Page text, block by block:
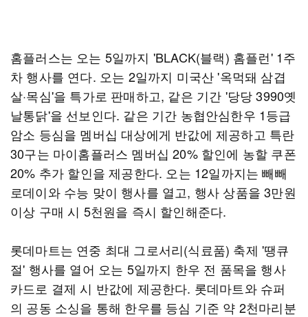
홈플러스는 오는 5일까지 'BLACK(블랙) 홈플런' 1주
차 행사를 연다. 오는 2일까지 미국산 '옥먹돼 삼겹
살·목심'을 특가로 판매하고, 같은 기간 '당당 3990옛
날통닭'을 선보인다. 같은 기간 농협안심한우 1등급
암소 등심을 멤버십 대상에게 반값에 제공하고 특란
30구는 마이홈플러스 멤버십 20% 할인에 농할 쿠폰
20% 추가 할인을 제공한다. 오는 12일까지는 빼빼
로데이와 수능 맞이 행사를 열고, 행사 상품을 3만원
이상 구매 시 5천원을 즉시 할인해준다.
롯데마트는 연중 최대 그로서리(식료품) 축제 '땡큐
절' 행사를 열어 오는 5일까지 한우 전 품목을 행사
카드로 결제 시 반값에 제공한다. 롯데마트와 슈퍼
의 공동 소싱을 통해 한우를 등심 기준 약 2천마리분